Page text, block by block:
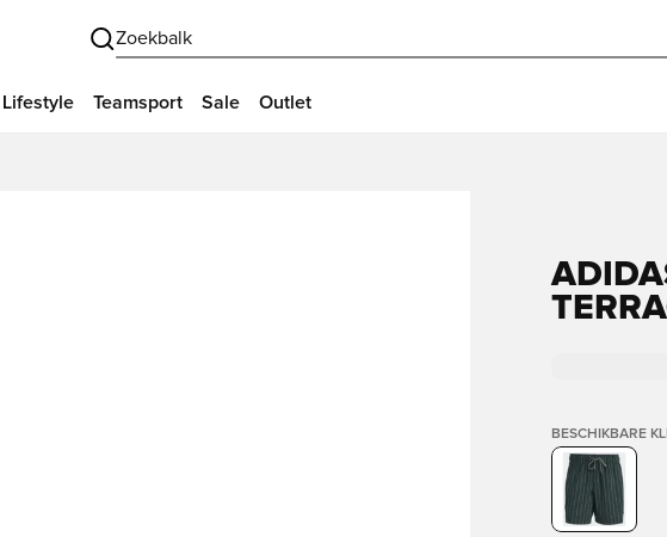
Zoekbalk
Lifestyle Teamsport Sale Outlet
BESCHIKBARE